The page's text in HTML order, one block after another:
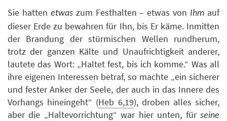
Sie hatten etwas zum Festhalten – etwas von Ihm auf
dieser Erde zu bewahren für Ihn, bis Er käme. Inmitten
der Brandung der stürmischen Wellen rundherum,
trotz der ganzen Kälte und Unaufrichtigkeit anderer,
lautete das Wort: „Haltet fest, bis ich komme.“ Was all
ihre eigenen Interessen betraf, so machte „ein sicherer
und fester Anker der Seele, der auch in das Innere des
Vorhangs hineingeht“ (Heb 6,19), droben alles sicher,
aber die „Haltevorrichtung“ war hier unten, für seine